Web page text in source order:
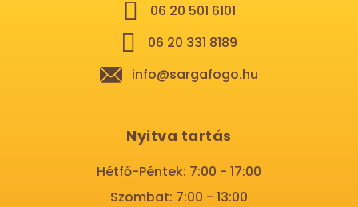
06 20 501 6101
06 20 331 8189
info@sargafogo.hu
Nyitva tartás
Hétfő-Péntek: 7:00 - 17:00
Szombat: 7:00 - 13:00